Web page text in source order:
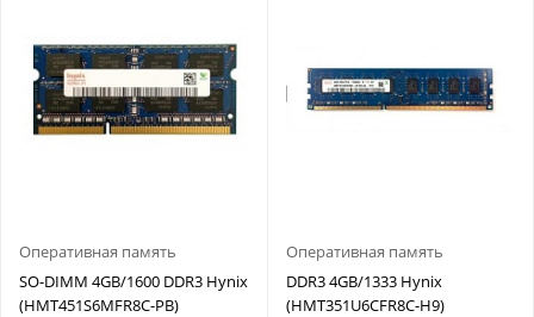
Оперативная память
SO-DIMM 4GB/1600 DDR3 Hynix
(HMT451S6MFR8C-PB)
Оперативная память
DDR3 4GB/1333 Hynix
(HMT351U6CFR8C-H9)